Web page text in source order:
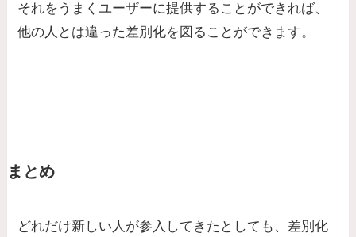
それをうまくユーザーに提供することができれば、
他の人とは違った差別化を図ることができます。
まとめ
どれだけ新しい人が参入してきたとしても、差別化